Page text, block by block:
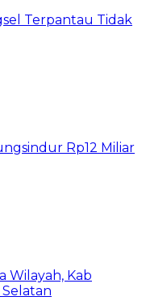
Terpantau Tidak
Rp12 Miliar
Wilayah, Kab